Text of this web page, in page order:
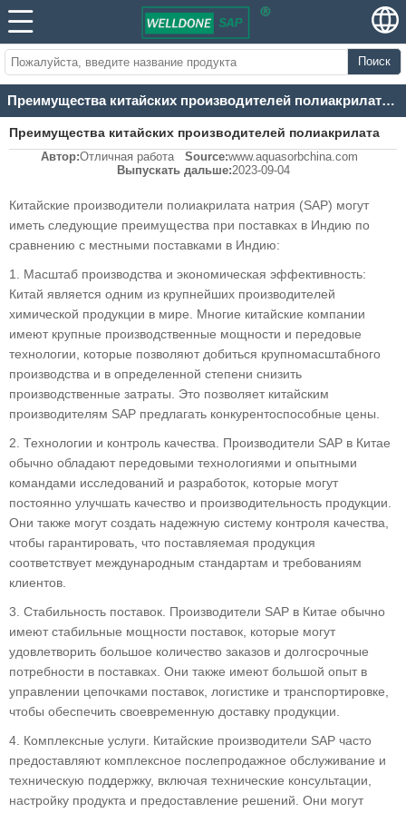
Поиск
Преимущества китайских производителей полиакрилата натрия SAP, поставляющих индийский рынок
Преимущества китайских производителей полиакрилата
натрия SAP, поставляющих индийский рынок
Автор:Отличная работа Source:www.aquasorbchina.com
Выпускать дальше:2023-09-04
Китайские производители полиакрилата натрия (SAP) могут
иметь следующие преимущества при поставках в Индию по
сравнению с местными поставками в Индию:
1. Масштаб производства и экономическая эффективность:
Китай является одним из крупнейших производителей
химической продукции в мире. Многие китайские компании
имеют крупные производственные мощности и передовые
технологии, которые позволяют добиться крупномасштабного
производства и в определенной степени снизить
производственные затраты. Это позволяет китайским
производителям SAP предлагать конкурентоспособные цены.
2. Технологии и контроль качества. Производители SAP в Китае
обычно обладают передовыми технологиями и опытными
командами исследований и разработок, которые могут
постоянно улучшать качество и производительность продукции.
Они также могут создать надежную систему контроля качества,
чтобы гарантировать, что поставляемая продукция
соответствует международным стандартам и требованиям
клиентов.
3. Стабильность поставок. Производители SAP в Китае обычно
имеют стабильные мощности поставок, которые могут
удовлетворить большое количество заказов и долгосрочные
потребности в поставках. Они также имеют большой опыт в
управлении цепочками поставок, логистике и транспортировке,
чтобы обеспечить своевременную доставку продукции.
4. Комплексные услуги. Китайские производители SAP часто
предоставляют комплексное послепродажное обслуживание и
техническую поддержку, включая технические консультации,
настройку продукта и предоставление решений. Они могут